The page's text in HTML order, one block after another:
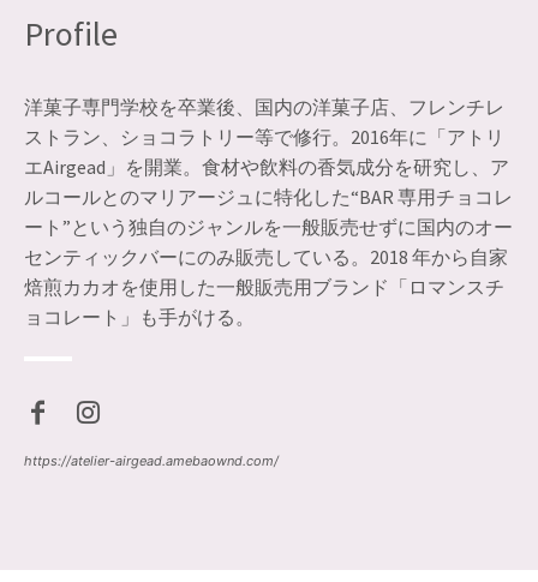
Profile
洋菓子専門学校を卒業後、国内の洋菓子店、フレンチレ
ストラン、ショコラトリー等で修行。2016年に「アトリ
エAirgead」を開業。食材や飲料の香気成分を研究し、ア
ルコールとのマリアージュに特化した“BAR 専用チョコレ
ート”という独自のジャンルを一般販売せずに国内のオー
センティックバーにのみ販売している。2018 年から自家
焙煎カカオを使用した一般販売用ブランド「ロマンスチ
ョコレート」も手がける。
https://atelier-airgead.amebaownd.com/